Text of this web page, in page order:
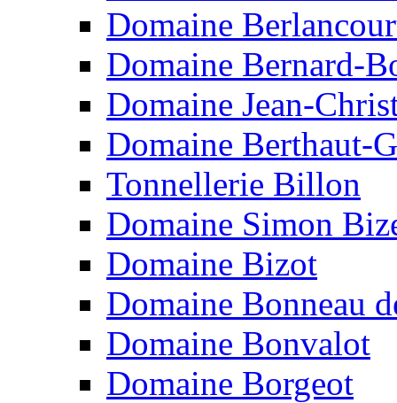
Domaine
Domaine Bernard-
Domaine Jean-
Domaine Berthaut-
Tonnellerie Billon
Domaine Simon
Domaine Bizot
Domaine Bonneau
Domaine Bonvalot
Domaine Borgeot